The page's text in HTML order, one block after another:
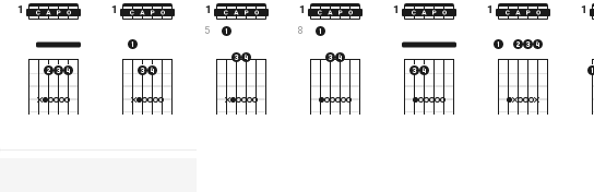
1 1 1
5
1
8
1 1 1